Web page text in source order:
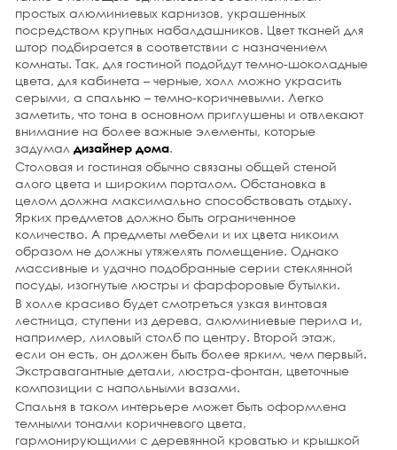
26 октября 2014 г.
В результате упоминания оттенков розового в
интерьере, у большей части в голове ассоциативно
всплывает образ детской комнаты или девичий будуар.
В действительности, это не что иное, как стереотипы,
которые ограничивают воображение. Потому что
градация этого цвета включает в себя огромное число
разнообразных оттенков, открывая при этом
невероятные границы и пространства для полета мысли
подробнее
26 октября 2014 г.
Совершенно по-особенному можно оформить
интерьер на кухне, если придерживаться
скандинавского стиля. Несмотря на то, что этот дизайн
характеризуется лаконичностью, оформление
получается на удивление уютным и душевным, адизайн
интерьера стоимость, несущий такие свойства,
оправдан всеми средствами. В его основе лежит
спокойствие, простота, натуральность, ясность и мягкие
гармоничные цвета, свет и фактуры. Создается это
милое великолепие воплощением дизайнерской
фантазии.
подробнее
25 октября 2014 г.
Не секрет, что просторная и светлая комната
простых алюминиевых карнизов, украшенных
посредством крупных набалдашников. Цвет тканей для
штор подбирается в соответствии с назначением
комнаты. Так, для гостиной подойдут темно-шоколадные
цвета, для кабинета – черные, холл можно украсить
серыми, а спальню – темно-коричневыми. Легко
заметить, что тона в основном приглушены и отвлекают
внимание на более важные элементы, которые
задумалдизайнер дома.
Столовая и гостиная обычно связаны общей стеной
алого цвета и широким порталом. Обстановка в
целом должна максимально способствовать отдыху.
Ярких предметов должно быть ограниченное
количество. А предметы мебели и их цвета никоим
образом не должны утяжелять помещение. Однако
массивные и удачно подобранные серии стеклянной
посуды, изогнутые люстры и фарфоровые бутылки.
В холле красиво будет смотреться узкая винтовая
лестница, ступени из дерева, алюминиевые перила и,
например, лиловый столб по центру. Второй этаж,
если он есть, он должен быть более ярким, чем первый.
Экстравагантные детали, люстра-фонтан, цветочные
композиции с напольными вазами.
Спальня в таком интерьере может быть оформлена
темными тонами коричневого цвета,
гармонирующими с деревянной кроватью и крышкой